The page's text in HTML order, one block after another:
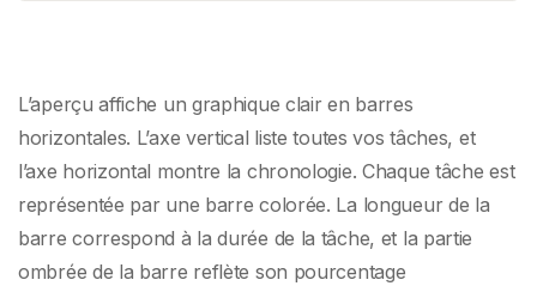
L’aperçu affiche un graphique clair en barres
horizontales. L’axe vertical liste toutes vos tâches, et
l’axe horizontal montre la chronologie. Chaque tâche est
représentée par une barre colorée. La longueur de la
barre correspond à la durée de la tâche, et la partie
ombrée de la barre reflète son pourcentage